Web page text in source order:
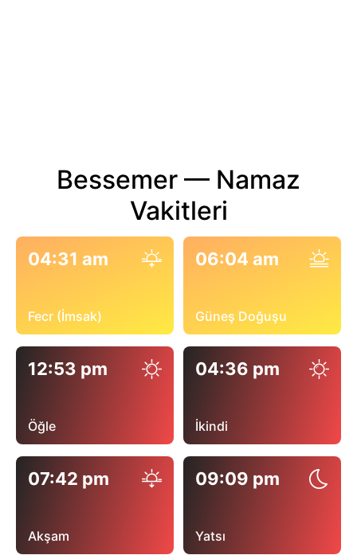
Bessemer — Namaz
Vakitleri
04:31 am
Fecr (İmsak)
06:04 am
Güneş Doğuşu
12:53 pm
Öğle
04:36 pm
İkindi
07:42 pm
Akşam
09:09 pm
Yatsı